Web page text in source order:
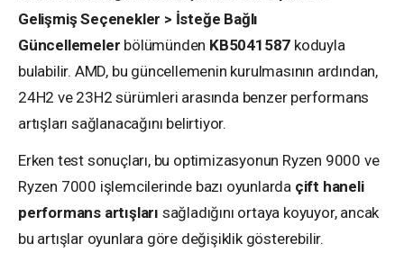
Gelişmiş Seçenekler > İsteğe Bağlı
Güncellemeler bölümünden KB5041587 koduyla
bulabilir. AMD, bu güncellemenin kurulmasının ardından,
24H2 ve 23H2 sürümleri arasında benzer performans
artışları sağlanacağını belirtiyor.
Erken test sonuçları, bu optimizasyonun Ryzen 9000 ve
Ryzen 7000 işlemcilerinde bazı oyunlarda çift haneli
performans artışları sağladığını ortaya koyuyor, ancak
bu artışlar oyunlara göre değişiklik gösterebilir.